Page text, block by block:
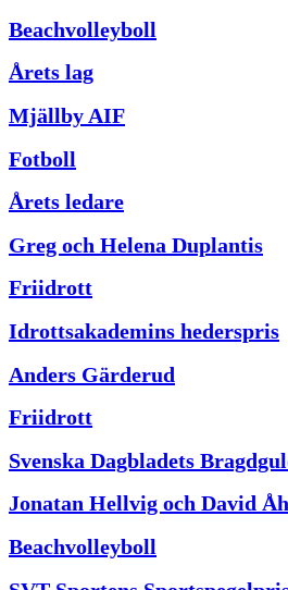
Beachvolleyboll
Årets lag
Mjällby AIF
Fotboll
Årets ledare
Greg och Helena Duplantis
Friidrott
Idrottsakademins hederspris
Anders Gärderud
Friidrott
Svenska Dagbladets
Jonatan Hellvig och David
Beachvolleyboll